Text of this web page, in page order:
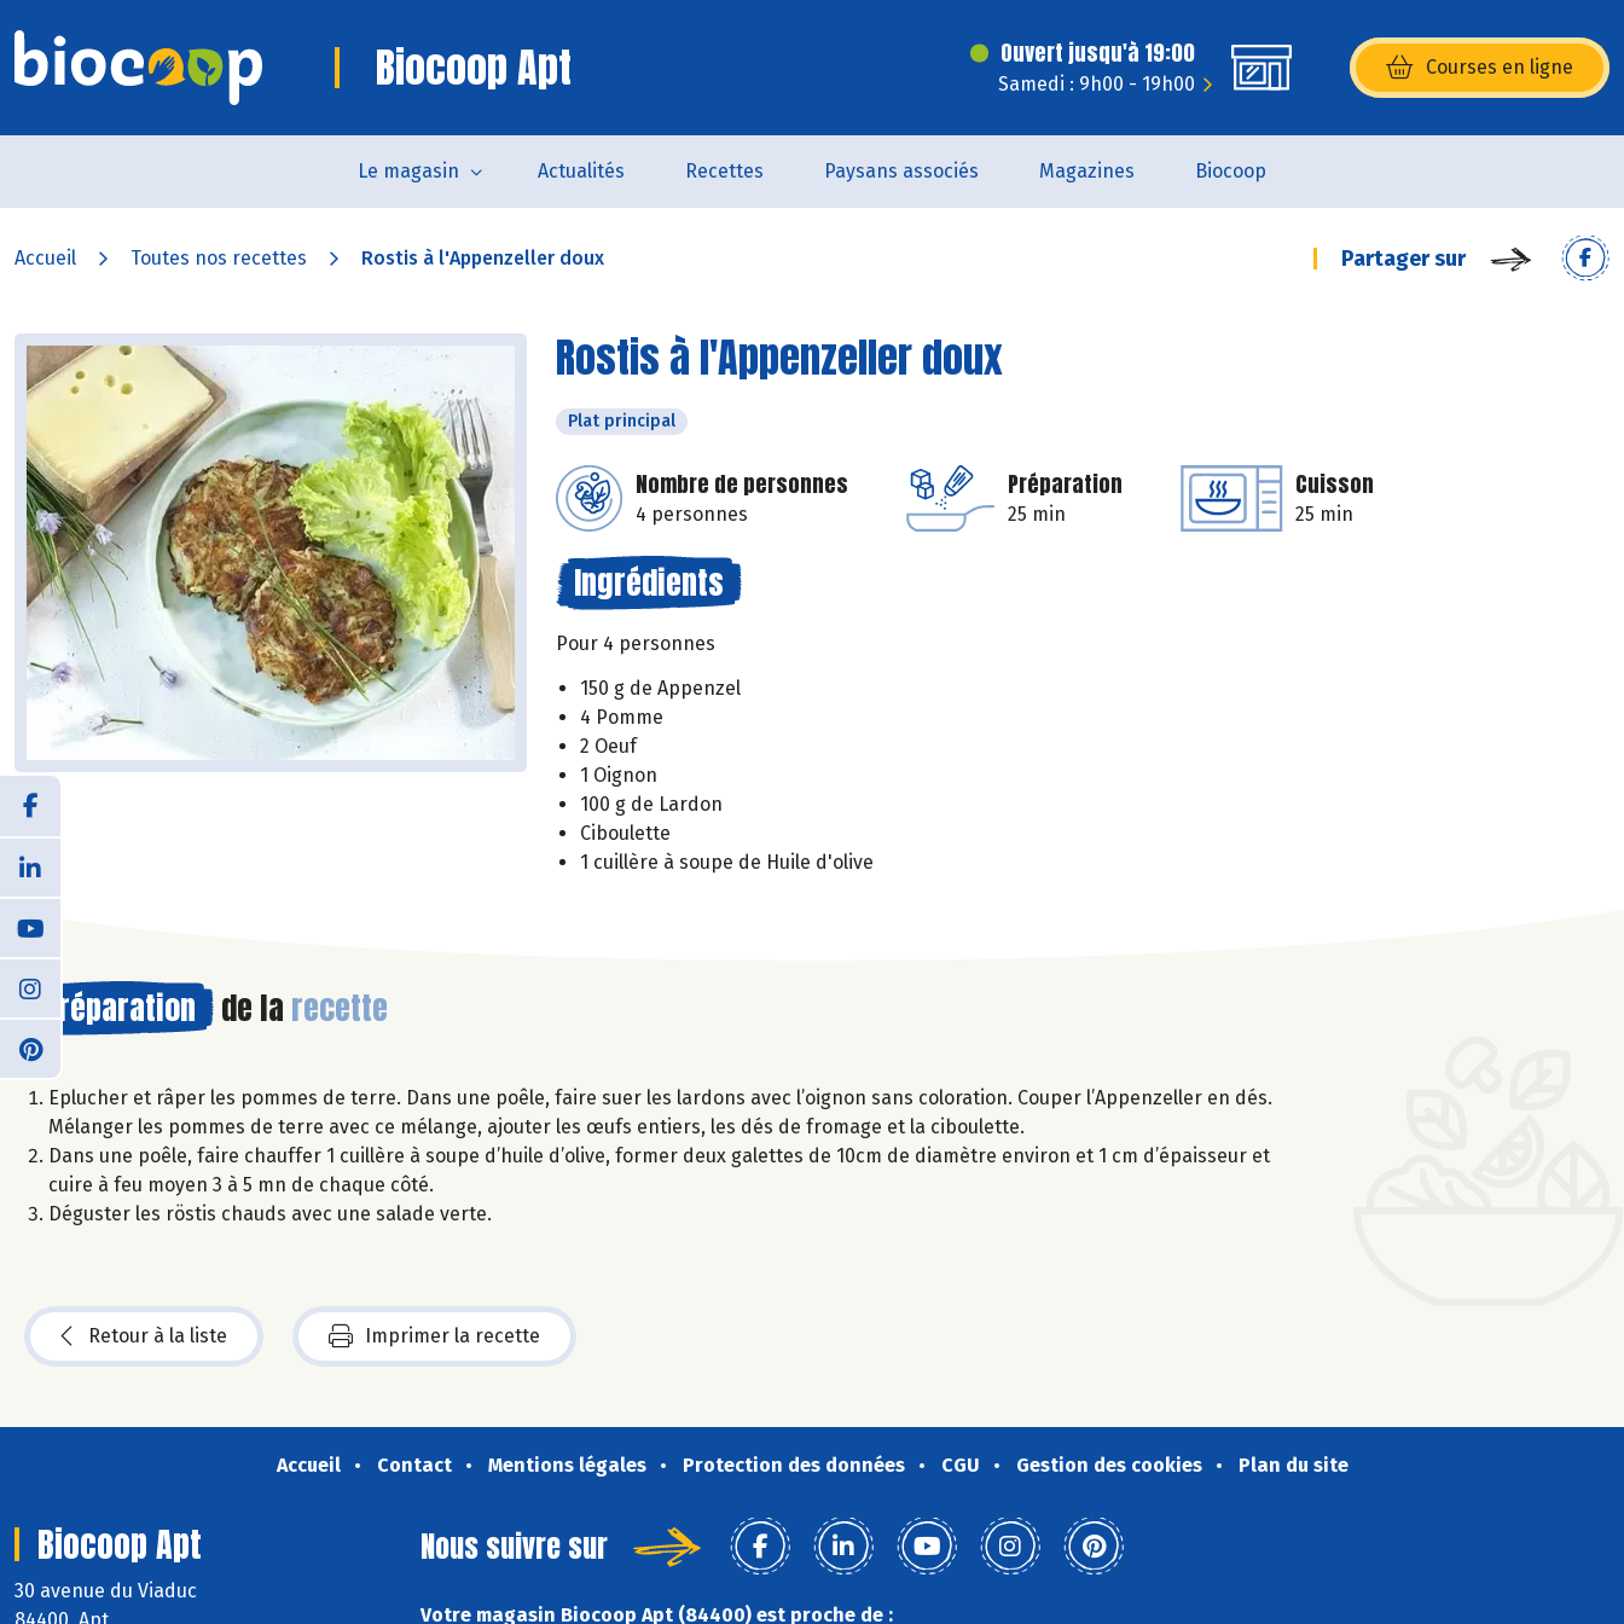
Biocoop Apt Ouvert jusqu'à 19:00
Samedi : 9h00 - 19h00
Courses en ligne
(s’ouvre dans une nouvelle
Le magasin Actualités Recettes Paysans associés Magazines Biocoop
Accueil Toutes nos recettes Rostis à l'Appenzeller doux Partager sur
Rostis à l'Appenzeller doux
Plat principal
Nombre de personnes
4 personnes
Préparation
25 min
Cuisson
25 min
Ingrédients
Pour 4 personnes
150 g de Appenzel
4 Pomme
2 Oeuf
1 Oignon
100 g de Lardon
Ciboulette
1 cuillère à soupe de Huile d'olive
Préparation de la recette
Eplucher et râper les pommes de terre. Dans une poêle, faire suer les lardons avec l’oignon sans coloration. Couper l’Appenzeller en dés.
Mélanger les pommes de terre avec ce mélange, ajouter les œufs entiers, les dés de fromage et la ciboulette.
Dans une poêle, faire chauffer 1 cuillère à soupe d’huile d’olive, former deux galettes de 10cm de diamètre environ et 1 cm d’épaisseur et
cuire à feu moyen 3 à 5 mn de chaque côté.
Déguster les röstis chauds avec une salade verte.
Retour à la liste Imprimer la recette
Accueil Contact Mentions légales Protection des données CGU Gestion des cookies Plan du site
Biocoop Apt
30 avenue du Viaduc
84400 Apt
Nous suivre sur
Votre magasin Biocoop Apt (84400) est proche de :